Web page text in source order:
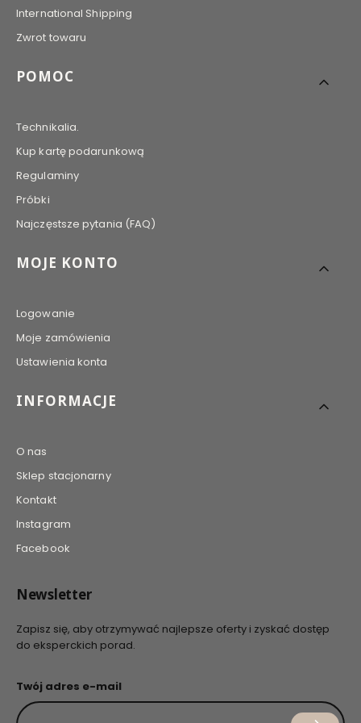
International Shipping
Zwrot towaru
POMOC
Technikalia.
Kup kartę podarunkową
Regulaminy
Próbki
Najczęstsze pytania (FAQ)
MOJE KONTO
Logowanie
Moje zamówienia
Ustawienia konta
INFORMACJE
O nas
Sklep stacjonarny
Kontakt
Instagram
Facebook
Newsletter
Zapisz się, aby otrzymywać najlepsze oferty i zyskać dostęp
do eksperckich porad.
Twój adres e-mail